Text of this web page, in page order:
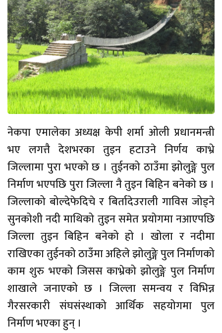
नेकपा एमालेका अध्यक्ष केपी शर्मा ओली प्रधानमन्त्री
भए लगत्तै देशभरका तुइन हटाउने निर्णय काभ्रे
जिल्लामा पुरा भएको छ । तुईनको ठाउँमा झोलुङ्गे पुल
निर्माण भएपछि पुरा जिल्ला नै तुइन बिहिन बनेको छ ।
जिल्लाको बोल्देफेदिचे र बिर्तादेउराली गाविस जोड्ने
सुनकोशी नदी माथिको तुइन समेत प्रयोगमा नआएपछि
जिल्ला तुइन बिहिन बनेको हो । खोला र नदीमा
राखिएका तुईनको ठाउँमा अहिले झोलुङ्गे पुल निर्माणको
काम शुरु भएको जिसस काभ्रेको झोलुङ्गे पुल निर्माण
शाखाले जनाएको छ । जिल्ला समन्वय र विभिन्न
गैरसरकारी संघसंस्थाको आर्थिक सहयोगमा पुल
निर्माण भएका हुन् ।